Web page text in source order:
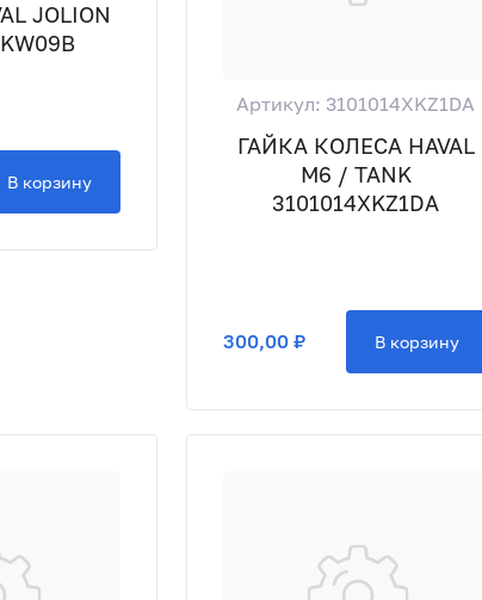
JOLION
В корзину
Артикул: 3101014XKZ1DA
ГАЙКА КОЛЕСА HAVAL
M6 / TANK
3101014XKZ1DA
300,00 ₽ В корзину